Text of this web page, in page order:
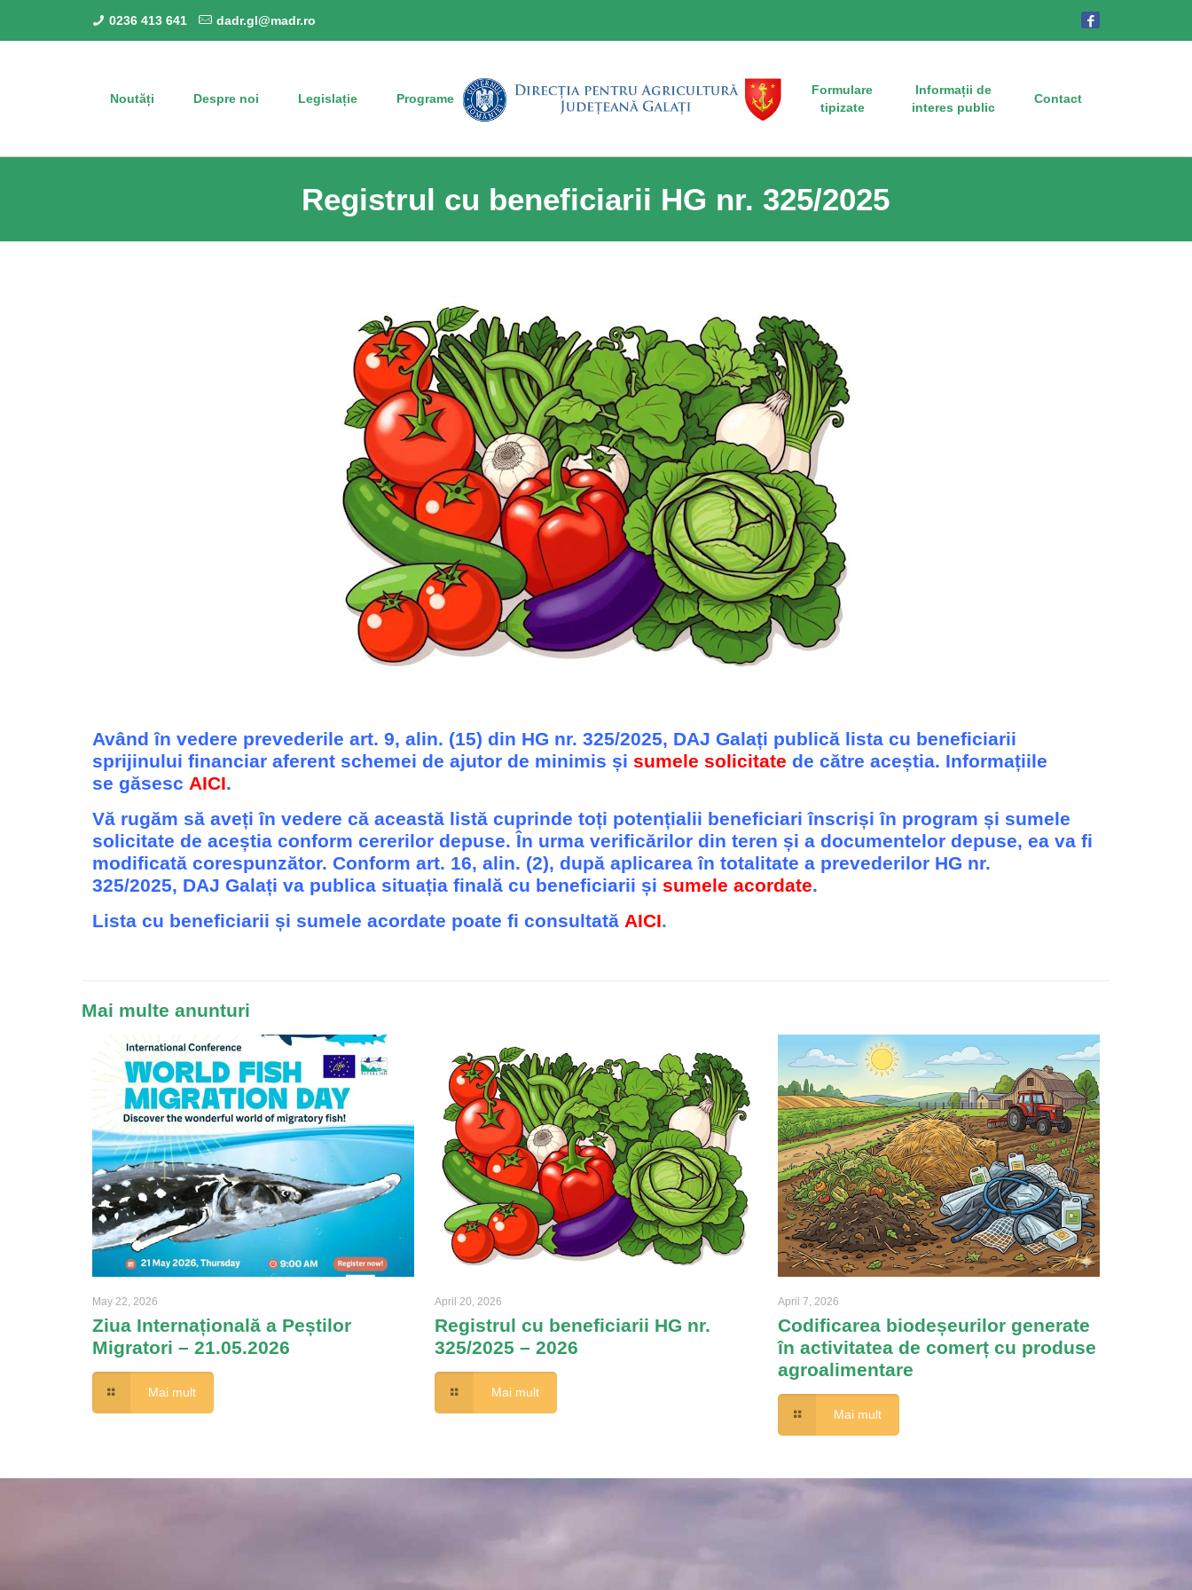
0236 413 641 dadr.gl@madr.ro
Noutăți Despre noi Legislație Programe
Formulare
tipizate
Informații de
interes public
Contact
Registrul cu beneficiarii HG nr. 325/2025
Având în vedere prevederile art. 9, alin. (15) din HG nr. 325/2025, DAJ Galați publică lista cu beneficiarii
sprijinului financiar aferent schemei de ajutor de minimis și sumele solicitate de către aceștia. Informațiile
se găsesc AICI.
Vă rugăm să aveți în vedere că această listă cuprinde toți potențialii beneficiari înscriși în program și sumele
solicitate de aceștia conform cererilor depuse. În urma verificărilor din teren și a documentelor depuse, ea va fi
modificată corespunzător. Conform art. 16, alin. (2), după aplicarea în totalitate a prevederilor HG nr.
325/2025, DAJ Galați va publica situația finală cu beneficiarii și sumele acordate.
Lista cu beneficiarii și sumele acordate poate fi consultată AICI.
Mai multe anunturi
May 22, 2026
Ziua Internațională a Peștilor
Migratori – 21.05.2026
Mai mult
April 20, 2026
Registrul cu beneficiarii HG nr.
325/2025 – 2026
Mai mult
April 7, 2026
Codificarea biodeșeurilor generate
în activitatea de comerț cu produse
agroalimentare
Mai mult